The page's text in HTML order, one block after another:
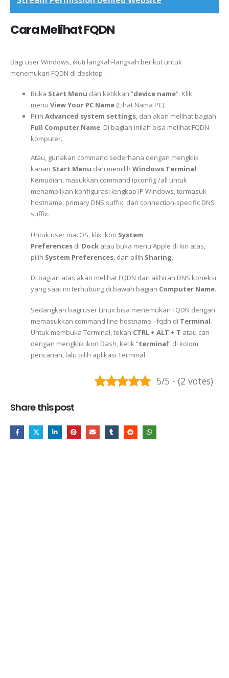
Cara Melihat FQDN
Bagi user Windows, ikuti langkah-langkah berikut untuk
menemukan FQDN di desktop :
Buka Start Menu dan ketikkan “device name“. Klik
menu View Your PC Name (Lihat Nama PC).
Pilih Advanced system settings, dan akan melihat bagian
Full Computer Name. Di bagian inilah bisa melihat FQDN
komputer.
Atau, gunakan command sederhana dengan mengklik
kanan Start Menu dan memilih Windows Terminal.
Kemudian, masukkan command ipconfig /all untuk
menampilkan konfigurasi lengkap IP Windows, termasuk
hostname, primary DNS suffix, dan connection-specific DNS
suffix.
Untuk user macOS, klik ikon System
Preferences di Dock atau buka menu Apple di kiri atas,
pilih System Preferences , dan pilih Sharing.
Di bagian atas akan melihat FQDN dan akhiran DNS koneksi
yang saat ini terhubung di bawah bagian Computer Name.
Sedangkan bagi user Linux bisa menemukan FQDN dengan
memasukkan command line hostname –fqdn di Terminal.
Untuk membuka Terminal, tekan CTRL + ALT + T atau cari
dengan mengklik ikon Dash, ketik “terminal” di kolom
pencarian, lalu pilih aplikasi Terminal.
5/5 - (2 votes)
Share this post